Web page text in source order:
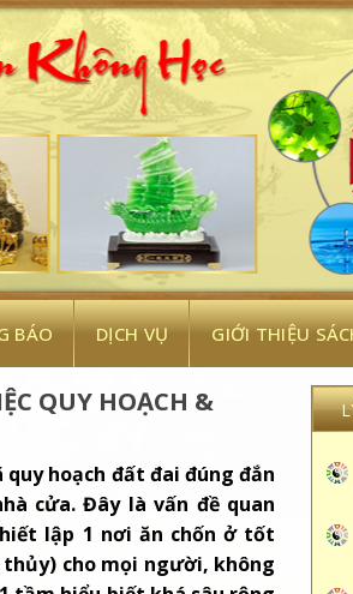
BÁO DỊCH VỤ GIỚI THIỆU
QUY HOẠCH &
hoạch đất đai đúng đắn
cửa. Đây là vấn đề quan
lập 1 nơi ăn chốn ở tốt
cho mọi người, không